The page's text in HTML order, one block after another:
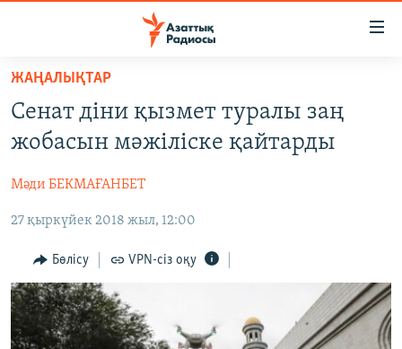
Skip
main
content
to
Navigation
Search
САЯСАТ
ҚАҢТАР ОҚИҒАСЫ
АДАМ ҚҰҚЫҚТАРЫ
ӘЛЕУМЕТ
ӘЛЕМ
АРНАЙЫ ЖОБАЛАР
ЖАҢАЛЫҚТАР
Сенат діни қызмет туралы заң
жобасын мәжіліске қайтарды
Мәди БЕКМАҒАНБЕТ
27 қыркүйек 2018 жыл, 12:00
Бөлісу VPN-сіз оқу